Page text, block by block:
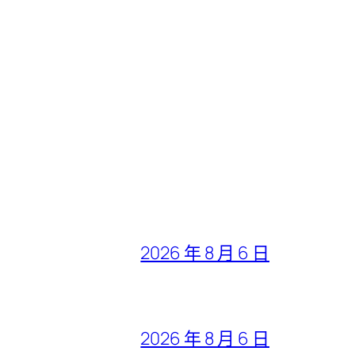
2026 年 8 月 6 日
2026 年 8 月 6 日